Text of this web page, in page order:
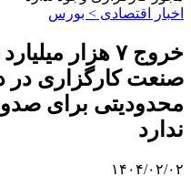
اخبار اقتصادی > بورس
خروج ۷ هزار
صنعت کارگزاری در
محدودیتی برای
ندارد
۱۴۰۴/۰۲/۰۲